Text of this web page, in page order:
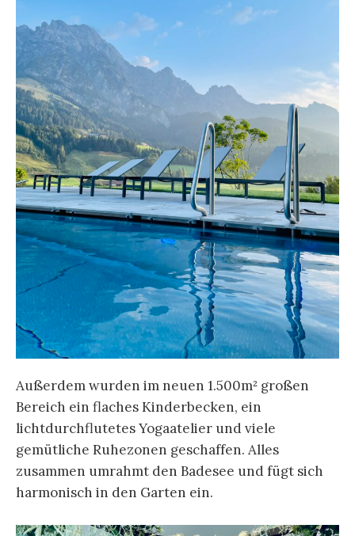
Außerdem wurden im neuen 1.500m² großen
Bereich ein flaches Kinderbecken, ein
lichtdurchflutetes Yogaatelier und viele
gemütliche Ruhezonen geschaffen. Alles
zusammen umrahmt den Badesee und fügt sich
harmonisch in den Garten ein.